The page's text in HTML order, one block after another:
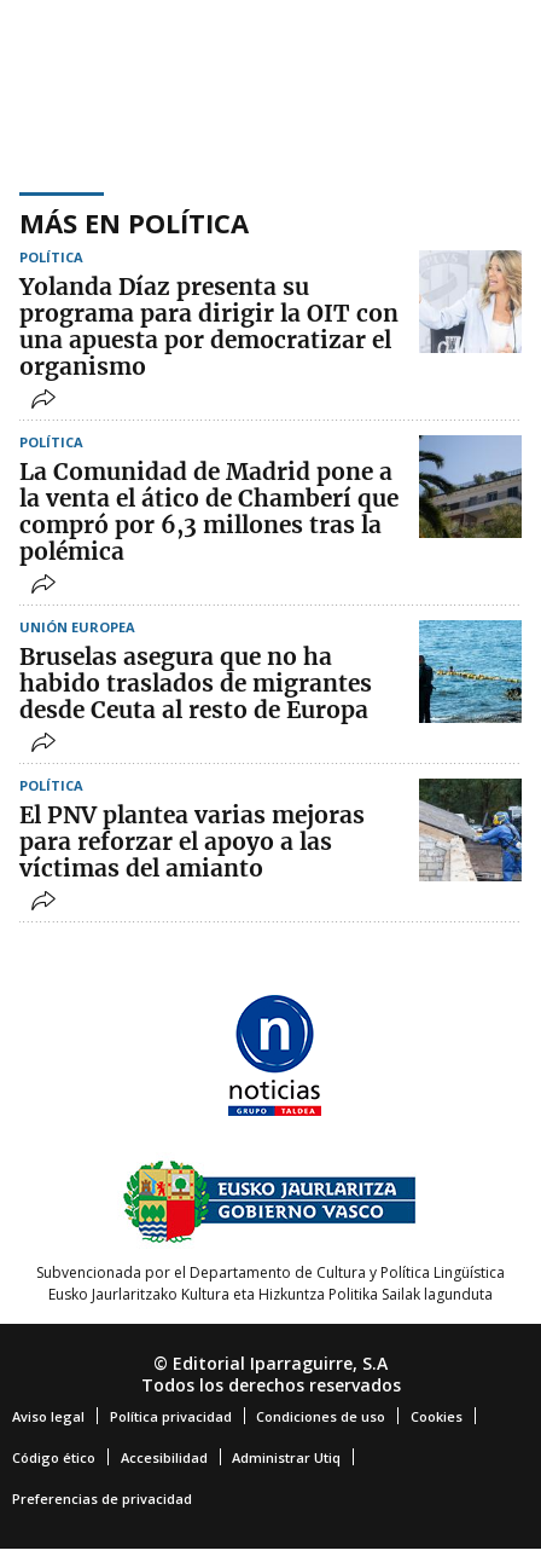
MÁS EN POLÍTICA
POLÍTICA
Yolanda Díaz presenta su
programa para dirigir la OIT con
una apuesta por democratizar el
organismo
POLÍTICA
La Comunidad de Madrid pone a
la venta el ático de Chamberí que
compró por 6,3 millones tras la
polémica
UNIÓN EUROPEA
Bruselas asegura que no ha
habido traslados de migrantes
desde Ceuta al resto de Europa
POLÍTICA
El PNV plantea varias mejoras
para reforzar el apoyo a las
víctimas del amianto
Subvencionada por el Departamento de Cultura y Política Lingüística
Eusko Jaurlaritzako Kultura eta Hizkuntza Politika Sailak lagunduta
© Editorial Iparraguirre, S.A
Todos los derechos reservados
Aviso legal Política privacidad Condiciones de uso Cookies
Código ético Accesibilidad Administrar Utiq
Preferencias de privacidad